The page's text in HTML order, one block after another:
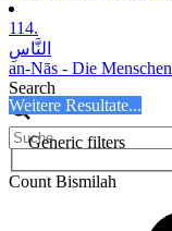
114.
النَّاسِ
an-Nās - Die Menschen
Search
Weitere Resultate...
Generic filters
Count Bismilah